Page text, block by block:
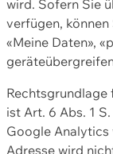
wird. Sofern Sie
verfügen,
«Meine Daten»,
ist Art. 6 Abs. 1
Google
Adresse wird